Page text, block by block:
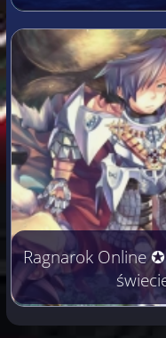
Ragnarok Online